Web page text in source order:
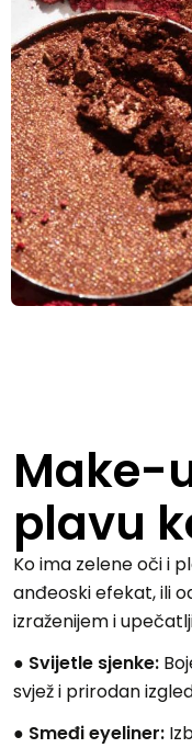
Make-
plavu
Ko ima zelene oči i
anđeoski efekat, ili
izraženijem i
● Svijetle sjenke:
svjež i prirodan
● Smeđi eyeliner: